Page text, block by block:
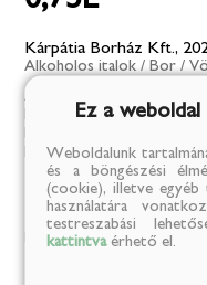
Kárpátia Borház Kft.,
Alkoholos italok / Bor /
harmadtöltésű
hordófűszere
4 799 Ft
(6 399 Ft/l)
Ez a
Weboldalunk
és a böngészési
(cookie), illetve egyéb
használatára
testreszabási
kattintvaérhető el.